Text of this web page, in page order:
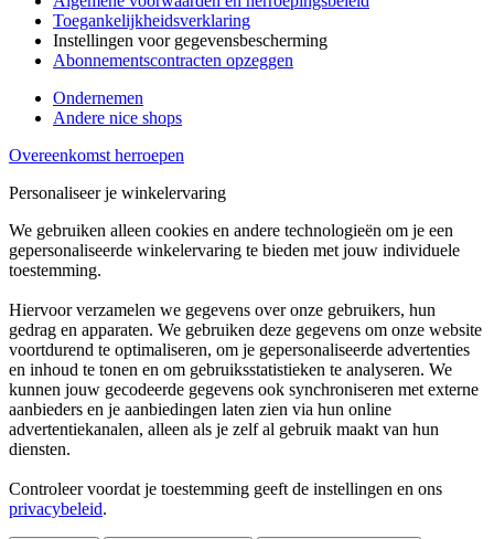
Toegankelijkheidsverklaring
Instellingen voor gegevensbescherming
Abonnementscontracten opzeggen
Ondernemen
Andere nice shops
Overeenkomst herroepen
Personaliseer je winkelervaring
We gebruiken alleen cookies en andere technologieën om je een
gepersonaliseerde winkelervaring te bieden met jouw individuele
toestemming.
Hiervoor verzamelen we gegevens over onze gebruikers, hun
gedrag en apparaten. We gebruiken deze gegevens om onze website
voortdurend te optimaliseren, om je gepersonaliseerde advertenties
en inhoud te tonen en om gebruiksstatistieken te analyseren. We
kunnen jouw gecodeerde gegevens ook synchroniseren met externe
aanbieders en je aanbiedingen laten zien via hun online
advertentiekanalen, alleen als je zelf al gebruik maakt van hun
diensten.
Controleer voordat je toestemming geeft de instellingen en ons
privacybeleid.